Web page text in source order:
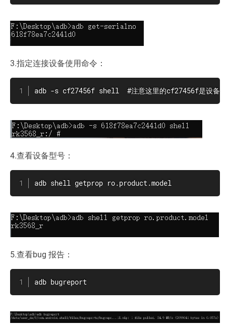
3.指定连接设备使用命令：
adb -s cf27456f shell  #注意这里的cf27456f是设备序
4.查看设备型号：
adb shell getprop ro.product.model
5.查看bug 报告：
adb bugreport